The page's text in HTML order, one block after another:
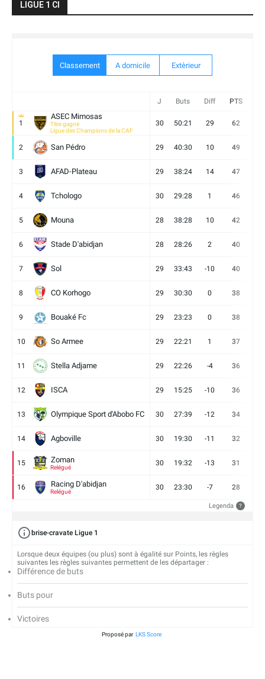
LIGUE 1 CI
Classement A domicile Extèrieur
J Buts Diff PTS
1
ASEC Mimosas
Titre gagné
Ligue des Champions de la CAF
30 50:21 29 62
2 San Pédro 29 40:30 10 49
3 AFAD-Plateau 29 38:24 14 47
4 Tchologo 30 29:28 1 46
5 Mouna 28 38:28 10 42
6 Stade D'abidjan 28 28:26 2 40
7 Sol 29 33:43 -10 40
8 CO Korhogo 29 30:30 0 38
9 Bouaké Fc 29 23:23 0 38
10 So Armee 29 22:21 1 37
11 Stella Adjame 29 22:26 -4 36
12 ISCA 29 15:25 -10 36
13 Olympique Sport d'Abobo FC 30 27:39 -12 34
14 Agboville 30 19:30 -11 32
15 Zoman
Relégué
30 19:32 -13 31
16 Racing D'abidjan
Relégué
30 23:30 -7 28
Legenda ?
brise-cravate Ligue 1
Lorsque deux équipes (ou plus) sont à égalité sur Points, les règles
suivantes les règles suivantes permettent de les départager :
Différence de buts
Buts pour
Victoires
Proposé par LKS Score